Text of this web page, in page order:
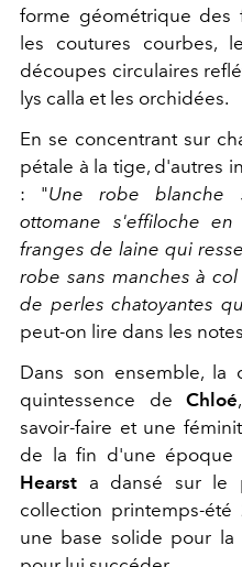
forme géométrique des
les coutures courbes,
découpes circulaires
lys calla et les orchidées.
En se concentrant sur
pétale à la tige, d'autres
: "Une robe blanche
ottomane s'effiloche
franges de laine qui
robe sans manches à
de perles chatoyantes
peut-on lire dans les
Dans son ensemble, la
quintessence de Chloé
savoir-faire et une
de la fin d'une époque
Hearst a dansé sur le
collection printemps-
une base solide pour la